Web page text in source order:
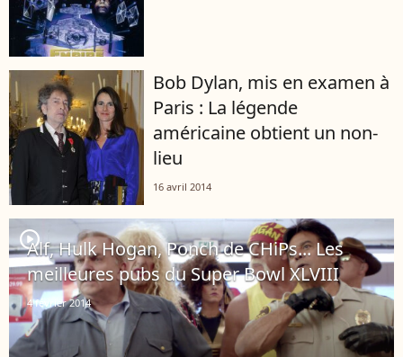
Bob Dylan, mis en examen à
Paris : La légende
américaine obtient un non-
lieu
16 avril 2014
player2
Alf, Hulk Hogan, Ponch de CHiPs... Les
meilleures pubs du Super Bowl XLVIII
4 février 2014